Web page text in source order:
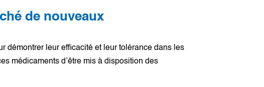
de nouveaux
démontrer leur efficacité et leur tolérance dans les
médicaments d’être mis à disposition des